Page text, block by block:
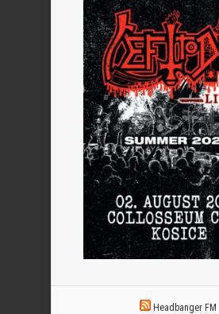
Headbanger FM